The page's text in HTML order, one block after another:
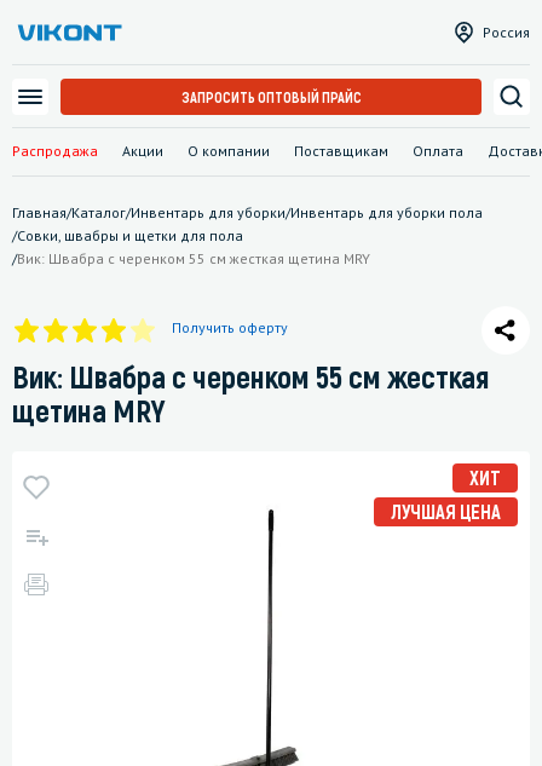
Распродажа Акции О компании Поставщикам Оплата
Россия
ЗАПРОСИТЬ ОПТОВЫЙ ПРАЙС
Главная/Каталог/Инвентарь для уборки/Инвентарь для уборки пола
/Совки, швабры и щетки для пола
/Вик: Швабра с черенком 55 см жесткая щетина MRY
Получить оферту
Вик: Швабра с черенком 55 см жесткая
щетина MRY
ХИТ
ЛУЧШАЯ ЦЕНА